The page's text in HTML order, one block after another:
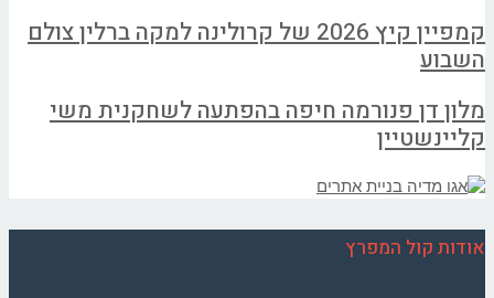
קמפיין קיץ 2026 של קרולינה למקה ברלין צולם
השבוע
מלון דן פנורמה חיפה בהפתעה לשחקנית משי
קליינשטיין
אודות קול המפרץ